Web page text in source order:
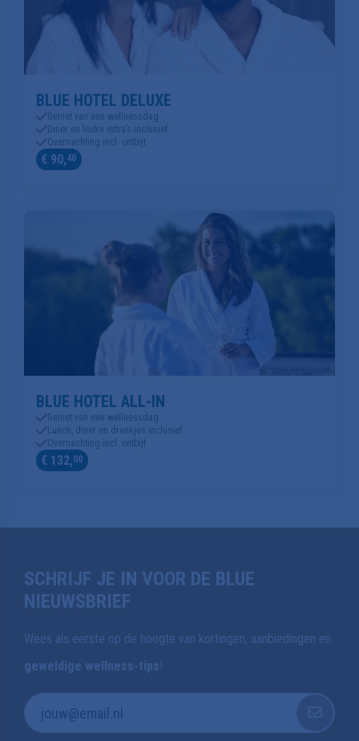
BLUE HOTEL DELUXE
Geniet van een wellnessdag
Diner en leuke extra’s inclusief
Overnachting incl. ontbijt
€ 90,40
BLUE HOTEL ALL-IN
Geniet van een wellnessdag
Lunch, diner en drankjes inclusief
Overnachting incl. ontbijt
€ 132,00
SCHRIJF JE IN VOOR DE BLUE
NIEUWSBRIEF
Wees als eerste op de hoogte van kortingen, aanbiedingen en
geweldige wellness-tips!